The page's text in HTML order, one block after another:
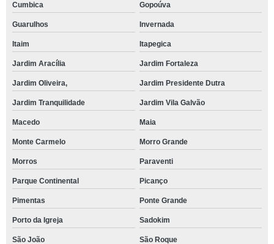
Cumbica Gopoúva
Guarulhos Invernada
Itaim Itapegica
Jardim Aracília Jardim Fortaleza
Jardim Oliveira, Jardim Presidente Dutra
Jardim Tranquilidade Jardim Vila Galvão
Macedo Maia
Monte Carmelo Morro Grande
Morros Paraventi
Parque Continental Picanço
Pimentas Ponte Grande
Porto da Igreja Sadokim
São João São Roque